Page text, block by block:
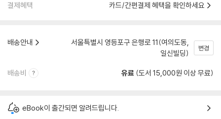
결제혜택 카드/간편결제 혜택을 확인하세요
배송안내
서울특별시 영등포구 은행로 11(여의도동,
일신빌딩)
변경
배송비 유료 (도서 15,000원 이상 무료)
eBook이 출간되면 알려드립니다.